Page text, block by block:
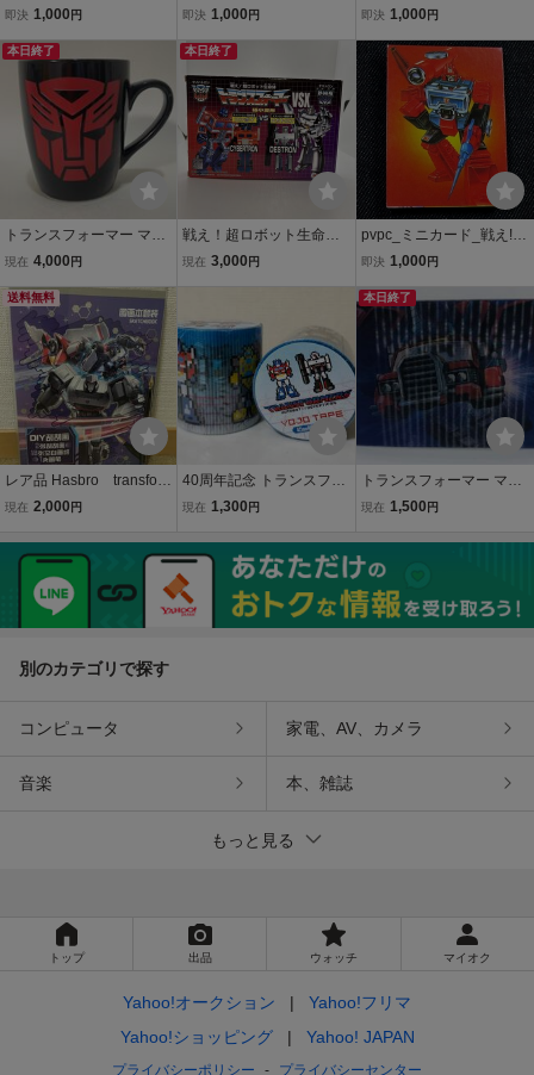
ロボット生命体トランス
即決 1,000 円
ロボット生命体トランス
プロール
即決 1,000 円
ロボット生命体トランス
即決 1,000 円
本日終了
トランスフォーマー マグ
カップ サイバトロン ハズ
ERS MUG Hasbro
現在 4,000 円
本日終了
戦え！超ロボット生命体
トランスフォーマー VSX
ーマガジン 付録 20th タカ
ラ
現在 3,000 円
pvpc_ミニカード_戦え!超
ロボット生命体トランス
即決 1,000 円
送料無料
レア品 Hasbro transfor
mers SKETCHBOOK
ーマー スケッチブッ
ク A4サイズ
現在 2,000 円
40周年記念 トランスフォ
ーマー博2024 限定 養生
現在 1,300 円
本日終了
トランスフォーマー マイ
クロン伝説 3Dカード
ンスフォーム 2003年 M
5
現在 1,500 円
別のカテゴリで探す
コンピュータ 家電、AV、カメラ
音楽 本、雑誌
もっと見る
トップ 出品 ウォッチ マイオク
Yahoo!オークション
Yahoo!フリマ
Yahoo!ショッピング
Yahoo! JAPAN
プライバシーポリシー プライバシーセンター